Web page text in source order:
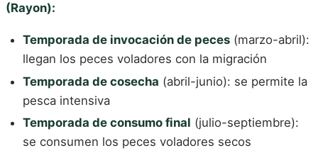
(Rayon):
Temporada de invocación de peces (marzo-abril):
llegan los peces voladores con la migración
Temporada de cosecha (abril-junio): se permite la
pesca intensiva
Temporada de consumo final (julio-septiembre):
se consumen los peces voladores secos